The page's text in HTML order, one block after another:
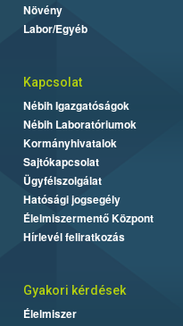
Növény
Labor/Egyéb
Kapcsolat
Nébih Igazgatóságok
Nébih Laboratóriumok
Kormányhivatalok
Sajtókapcsolat
Ügyfélszolgálat
Hatósági jogsegély
Élelmiszermentő Központ
Hírlevél feliratkozás
Gyakori kérdések
Élelmiszer